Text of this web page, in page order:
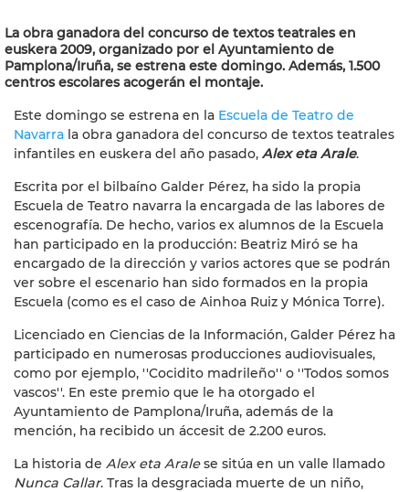
La obra ganadora del concurso de textos teatrales en
euskera 2009, organizado por el Ayuntamiento de
Pamplona/Iruña, se estrena este domingo. Además, 1.500
centros escolares acogerán el montaje.
Este domingo se estrena en la Escuela de Teatro de
Navarra la obra ganadora del concurso de textos teatrales
infantiles en euskera del año pasado, Alex eta Arale.
Escrita por el bilbaíno Galder Pérez, ha sido la propia
Escuela de Teatro navarra la encargada de las labores de
escenografía. De hecho, varios ex alumnos de la Escuela
han participado en la producción: Beatriz Miró se ha
encargado de la dirección y varios actores que se podrán
ver sobre el escenario han sido formados en la propia
Escuela (como es el caso de Ainhoa Ruiz y Mónica Torre).
Licenciado en Ciencias de la Información, Galder Pérez ha
participado en numerosas producciones audiovisuales,
como por ejemplo, ''Cocidito madrileño'' o ''Todos somos
vascos''. En este premio que le ha otorgado el
Ayuntamiento de Pamplona/Iruña, además de la
mención, ha recibido un áccesit de 2.200 euros.
La historia de Alex eta Aralese sitúa en un valle llamado
Nunca Callar. Tras la desgraciada muerte de un niño,